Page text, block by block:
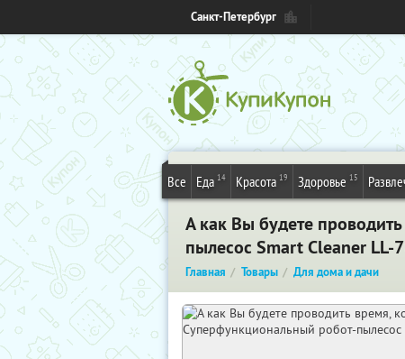
Санкт-Петербург
Все Еда 14 Красота 19 Здоровье 15
А как Вы будете
пылесос Smart Cleaner LL-
Главная Товары Для дома и дачи